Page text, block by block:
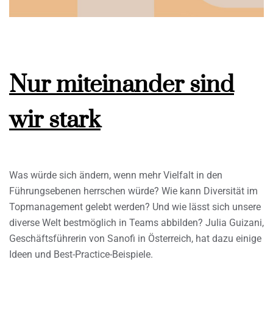
Nur miteinander sind
wir stark
Was würde sich ändern, wenn mehr Vielfalt in den
Führungsebenen herrschen würde? Wie kann Diversität im
Topmanagement gelebt werden? Und wie lässt sich unsere
diverse Welt bestmöglich in Teams abbilden? Julia Guizani,
Geschäftsführerin von Sanofi in Österreich, hat dazu einige
Ideen und Best-Practice-Beispiele.